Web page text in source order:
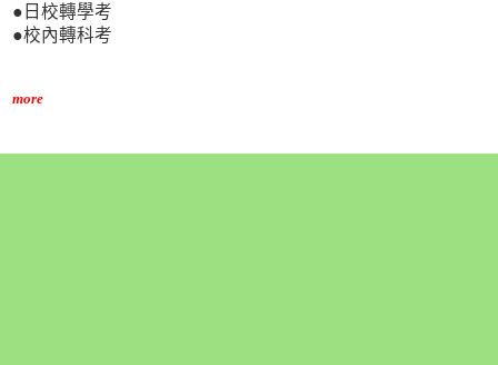
●日校轉學考
●校內轉科考
more